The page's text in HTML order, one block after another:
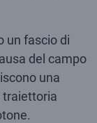
un fascio di
del campo
una
traiettoria